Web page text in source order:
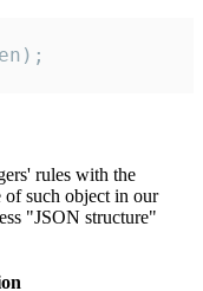
rules with the
of such object in our
"JSON structure"